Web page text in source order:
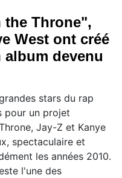
the Throne",
West ont créé
album devenu
stars du rap
pour un projet
Jay-Z et Kanye
spectaculaire et
les années 2010.
l'une des